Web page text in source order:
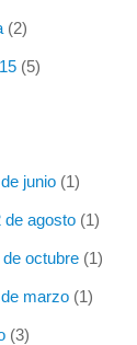
(2)
(5)
junio(1)
de agosto(1)
octubre(1)
marzo(1)
(3)